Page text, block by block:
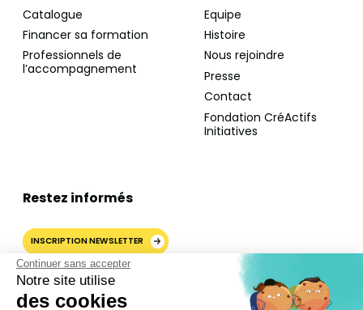
Continuer sans accepter
Notre site utilise
des cookies
Catalogue
Financer sa formation
Professionnels de
l’accompagnement
Equipe
Histoire
Nous rejoindre
Presse
Contact
Fondation CréActifs
Initiatives
Restez informés
INSCRIPTION NEWSLETTER